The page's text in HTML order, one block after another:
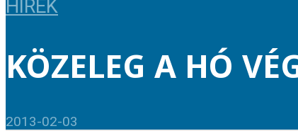
HÍREK
KÖZELEG A HÓ
2013-02-03